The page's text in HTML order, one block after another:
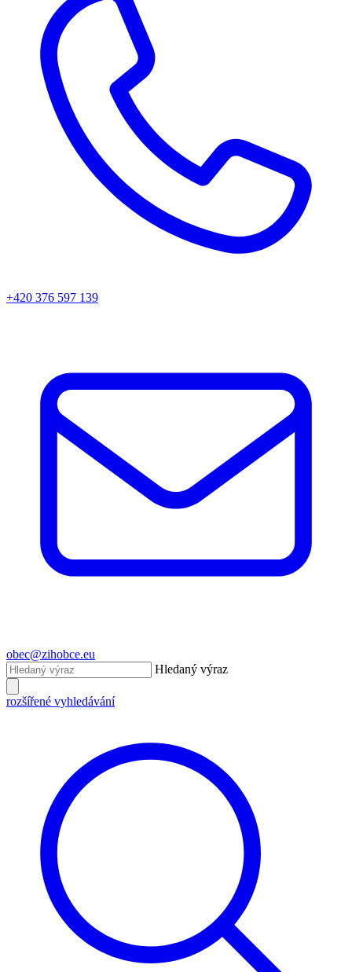
+420 376 597 139
obec@zihobce.eu
Hledaný výraz
rozšířené vyhledávání